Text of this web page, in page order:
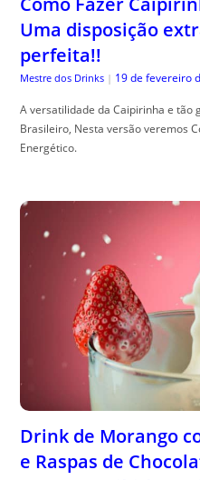
Uma disposição
perfeita!!
Mestre dos Drinks | 19 de fevereiro
A versatilidade da Caipirinha e tão
Brasileiro, Nesta versão veremos
Energético.
Drink de Morango
e Raspas de